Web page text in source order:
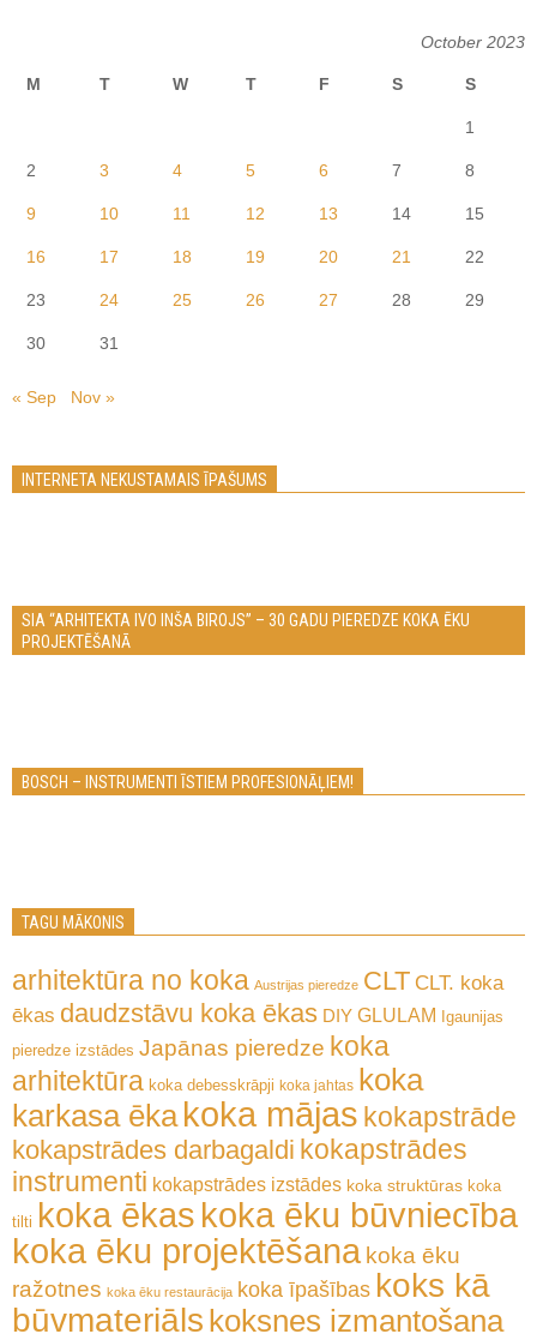
October 2023
M T W T F S S
1
2 3 4 5 6 7 8
9 10 11 12 13 14 15
16 17 18 19 20 21 22
23 24 25 26 27 28 29
30 31
« Sep Nov »
INTERNETA NEKUSTAMAIS ĪPAŠUMS
SIA “ARHITEKTA IVO INŠA BIROJS” – 30 GADU PIEREDZE KOKA ĒKU
PROJEKTĒŠANĀ
BOSCH – INSTRUMENTI ĪSTIEM PROFESIONĀĻIEM!
TAGU MĀKONIS
arhitektūra no koka Austrijas pieredze CLT CLT. koka
ēkas daudzstāvu koka ēkas DIY GLULAM Igaunijas
pieredze izstādes Japānas pieredze koka
arhitektūra koka debesskrāpji koka jahtas koka
karkasa ēka koka mājas kokapstrāde
kokapstrādes darbagaldi kokapstrādes
instrumenti kokapstrādes izstādes koka struktūras koka
tilti koka ēkas koka ēku būvniecība
koka ēku projektēšana koka ēku
ražotnes koka ēku restaurācija koka īpašības koks kā
būvmateriāls koksnes izmantošana